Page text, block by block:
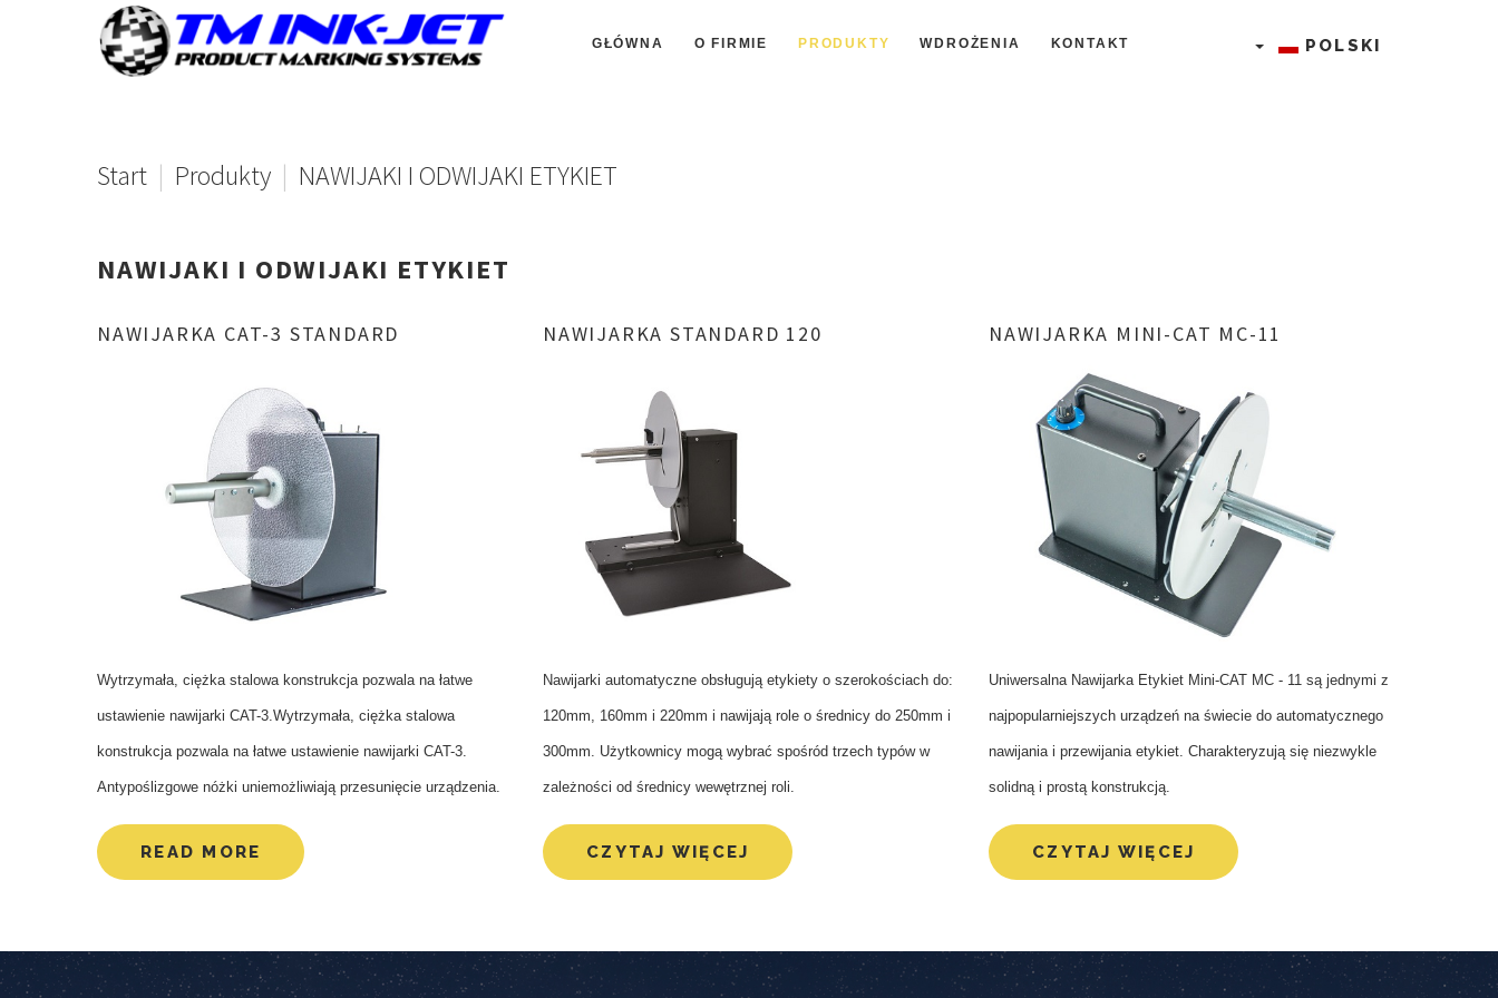
GŁÓWNA O FIRMIE PRODUKTY
ATRAMENTY HSA SYSTEMS i HP45
SYSTEMY ZNAKOWANIA Systemy serializacji leków
Drukarki etykiet
Drukarki bezdotykowe
Moduły drukujące
Drukarki etykieciarki
Etykieciarka Miesiąca
Głowice etykietujące
Etykieciarki liniowe
Półautomaty etykietujące
NAWIJAKI I ODWIJAKI ETYKIET
PRZEWIJAKI ETYKIET
WDROŻENIA KONTAKT POLSKI
Start | Produkty | NAWIJAKI I ODWIJAKI ETYKIET
NAWIJAKI I ODWIJAKI ETYKIET
NAWIJARKA CAT-3 STANDARD
Wytrzymała, ciężka stalowa konstrukcja pozwala na łatwe
ustawienie nawijarki CAT-3.Wytrzymała, ciężka stalowa
konstrukcja pozwala na łatwe ustawienie nawijarki CAT-3.
Antypoślizgowe nóżki uniemożliwiają przesunięcie urządzenia.
READ MORE
NAWIJARKA STANDARD 120
Nawijarki automatyczne obsługują etykiety o szerokościach do:
120mm, 160mm i 220mm i nawijają role o średnicy do 250mm i
300mm. Użytkownicy mogą wybrać spośród trzech typów w
zależności od średnicy wewętrznej roli.
CZYTAJ WIĘCEJ
NAWIJARKA MINI-CAT MC-11
Uniwersalna Nawijarka Etykiet Mini-CAT MC - 11 są jednymi z
najpopularniejszych urządzeń na świecie do automatycznego
nawijania i przewijania etykiet. Charakteryzują się niezwykle
solidną i prostą konstrukcją.
CZYTAJ WIĘCEJ